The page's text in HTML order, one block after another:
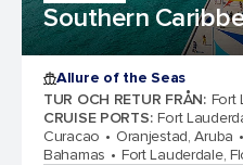
Southern
Allure of the Seas
TUR OCH RETUR FRÅN: Fort
CRUISE PORTS: Fort
Curacao
Oranjestad, Aruba
Bahamas
Fort Lauderdale,